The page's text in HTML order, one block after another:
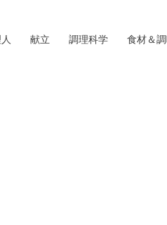
献立 調理科学 食材＆